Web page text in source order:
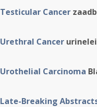
Testicular Cancer
Urethral Cancer
Urothelial Carcinoma
Late-Breaking